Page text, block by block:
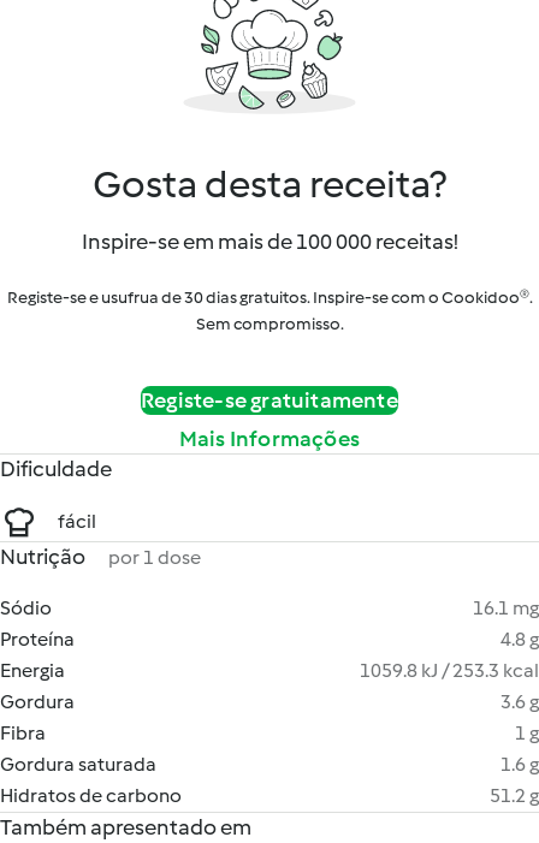
Gosta desta receita?
Inspire-se em mais de 100 000 receitas!
Registe-se e usufrua de 30 dias gratuitos. Inspire-se com o Cookidoo®.
Sem compromisso.
Registe-se gratuitamente
Mais Informações
Dificuldade
fácil
Nutrição por 1 dose
Sódio
16.1 mg
Proteína
4.8 g
Energia
1059.8 kJ / 253.3 kcal
Gordura
3.6 g
Fibra
1 g
Gordura saturada
1.6 g
Hidratos de carbono
51.2 g
Também apresentado em